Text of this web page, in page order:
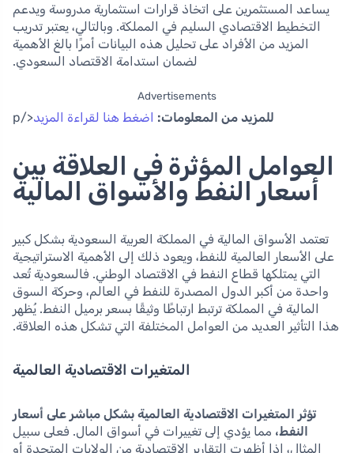
يساعد المستثمرين على اتخاذ قرارات استثمارية مدروسة ويدعم
التخطيط الاقتصادي السليم في المملكة. وبالتالي، يعتبر تدريب
المزيد من الأفراد على تحليل هذه البيانات أمرًا بالغ الأهمية
لضمان استدامة الاقتصاد السعودي.
Advertisements
للمزيد من المعلومات: اضغط هنا لقراءة المزيد</p
العوامل المؤثرة في العلاقة بين
أسعار النفط والأسواق المالية
تعتمد الأسواق المالية في المملكة العربية السعودية بشكل كبير
على الأسعار العالمية للنفط، ويعود ذلك إلى الأهمية الاستراتيجية
التي يمتلكها قطاع النفط في الاقتصاد الوطني. فالسعودية تُعد
واحدة من أكبر الدول المصدرة للنفط في العالم، وحركة السوق
المالية في المملكة ترتبط ارتباطًا وثيقًا بسعر برميل النفط. يُظهر
هذا التأثير العديد من العوامل المختلفة التي تشكل هذه العلاقة.
المتغيرات الاقتصادية العالمية
تؤثر المتغيرات الاقتصادية العالمية بشكل مباشر على أسعار
النفط، مما يؤدي إلى تغييرات في أسواق المال. فعلى سبيل
المثال، إذا أظهرت التقارير الاقتصادية من الولايات المتحدة أو